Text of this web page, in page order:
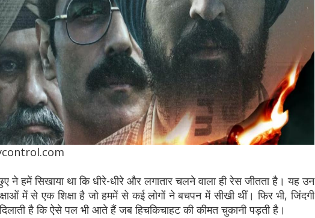
ने हमें सिखाया था कि धीरे-धीरे और लगातार चलने वाला ही रेस जीतता है। यह उन
में से एक शिक्षा है जो हममें से कई लोगों ने बचपन में सीखी थीं। फिर भी, जिंदगी
है कि ऐसे पल भी आते हैं जब हिचकिचाहट की कीमत चुकानी पड़ती है।